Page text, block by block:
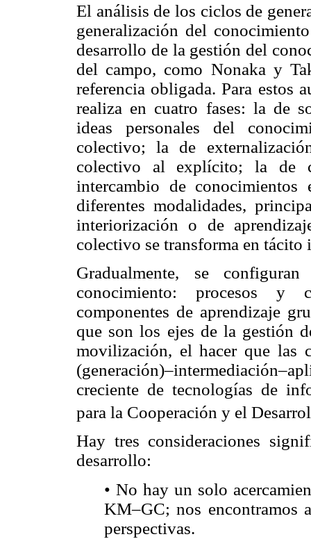
El análisis de los ciclos de
generalización del
desarrollo de la gestión del
del campo, como Nonaka y
referencia obligada. Para estos
realiza en cuatro fases: la de
ideas personales del
colectivo; la de
colectivo al explícito; la de
intercambio de conocimientos
diferentes modalidades,
interiorización o de
colectivo se transforma en
Gradualmente, se
conocimiento: procesos y
componentes de aprendizaje
que son los ejes de la gestión
movilización, el hacer que las
creciente de tecnologías de
para la Cooperación y el
Hay tres consideraciones
desarrollo:
• No hay un solo
KM–GC; nos encontramos
perspectivas.